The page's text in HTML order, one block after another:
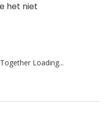
het niet
Loading...